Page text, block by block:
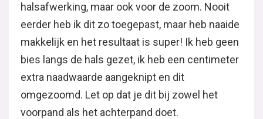
halsafwerking, maar ook voor de zoom. Nooit
eerder heb ik dit zo toegepast, maar heb naaide
makkelijk en het resultaat is super! Ik heb geen
bies langs de hals gezet, ik heb een centimeter
extra naadwaarde aangeknipt en dit
omgezoomd. Let op dat je dit bij zowel het
voorpand als het achterpand doet.